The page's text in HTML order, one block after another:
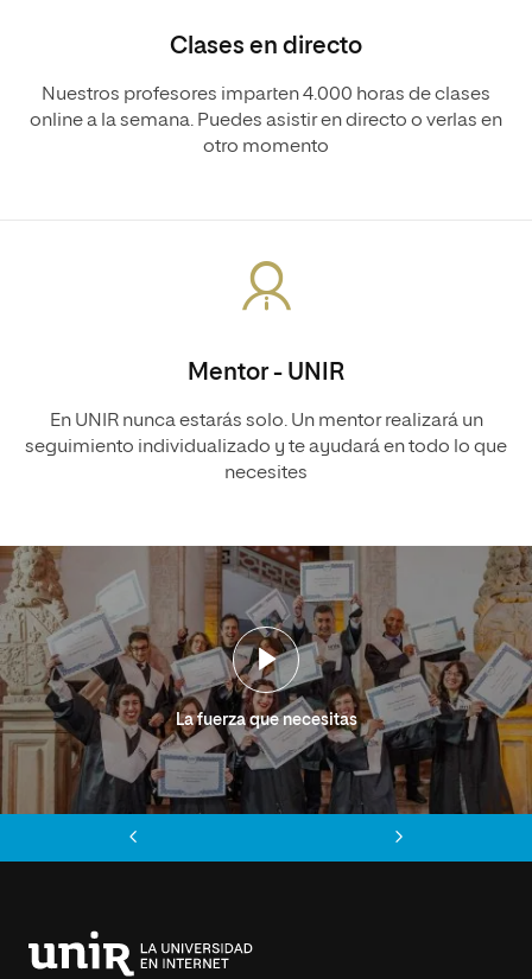
Clases en directo
Nuestros profesores imparten 4.000 horas de clases
online a la semana. Puedes asistir en directo o verlas en
otro momento
Mentor - UNIR
En UNIR nunca estarás solo. Un mentor realizará un
seguimiento individualizado y te ayudará en todo lo que
necesites
La fuerza que necesitas